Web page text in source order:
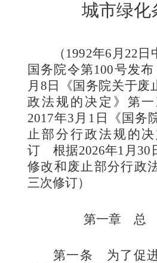
城市绿化
（ 1992年6 月 22 日
国务院令第100号发
月 8 日《国务院关于废
政法规的决定》第
2017年3 月 1 日《国务
止部分行政法规的
订 根据2026年1 月 30
修改和废止部分行政
三次修订）
第一章
第一条 为了促